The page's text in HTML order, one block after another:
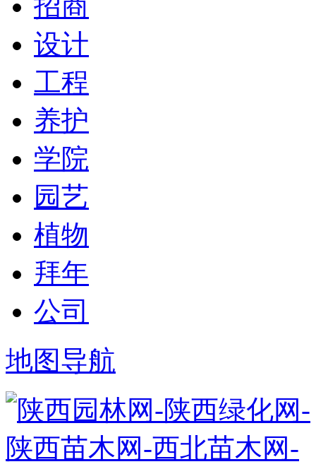
设计
工程
养护
学院
园艺
植物
拜年
公司
地图导航